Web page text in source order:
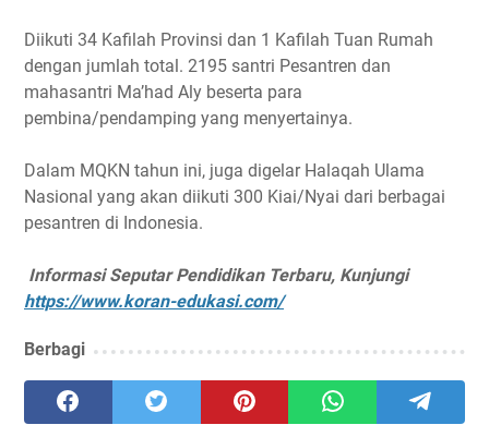
Diikuti 34 Kafilah Provinsi dan 1 Kafilah Tuan Rumah
dengan jumlah total. 2195 santri Pesantren dan
mahasantri Ma’had Aly beserta para
pembina/pendamping yang menyertainya.
Dalam MQKN tahun ini, juga digelar Halaqah Ulama
Nasional yang akan diikuti 300 Kiai/Nyai dari berbagai
pesantren di Indonesia.
Informasi Seputar Pendidikan Terbaru, Kunjungi
https://www.koran-edukasi.com/
Berbagi